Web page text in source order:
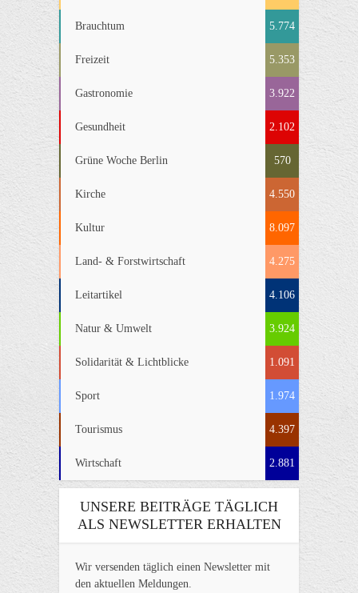
Brauchtum 5.774
Freizeit 5.353
Gastronomie 3.922
Gesundheit 2.102
Grüne Woche Berlin 570
Kirche 4.550
Kultur 8.097
Land- & Forstwirtschaft 4.275
Leitartikel 4.106
Natur & Umwelt 3.924
Solidarität & Lichtblicke 1.091
Sport 1.974
Tourismus 4.397
Wirtschaft 2.881
UNSERE BEITRÄGE TÄGLICH
ALS NEWSLETTER ERHALTEN
Wir versenden täglich einen Newsletter mit
den aktuellen Meldungen.